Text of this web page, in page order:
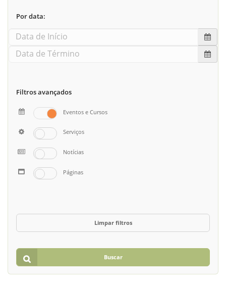
Por data:
Filtros avançados
Eventos e Cursos
Serviços
Notícias
Páginas
Limpar filtros
Buscar